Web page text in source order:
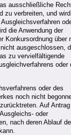
ausschließliche
zu verbreiten, und wird
die Anwendung der
Konkursordnung über
ausgeschlossen,
zu vervielfältigende
oder
oder des
noch nicht
Auf
oder
nach deren Ablauf